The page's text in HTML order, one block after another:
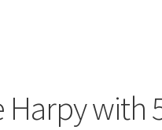
Harpy with